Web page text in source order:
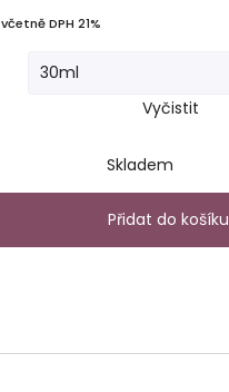
včetně DPH 21%
Vyčistit
Skladem
Přidat do košíku